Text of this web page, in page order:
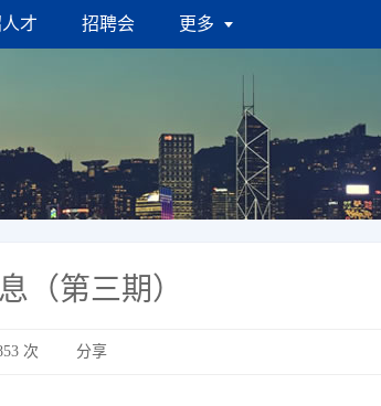
才 招聘会 更多
（第三期）
次 分享